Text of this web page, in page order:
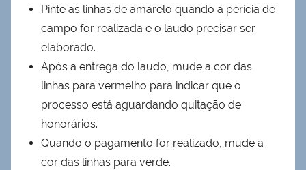
Pinte as linhas de amarelo quando a perícia de
campo for realizada e o laudo precisar ser
elaborado.
Após a entrega do laudo, mude a cor das
linhas para vermelho para indicar que o
processo está aguardando quitação de
honorários.
Quando o pagamento for realizado, mude a
cor das linhas para verde.